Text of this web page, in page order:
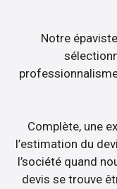
Notre
Complète, une
l’estimation du
l’société quand
devis se trouve